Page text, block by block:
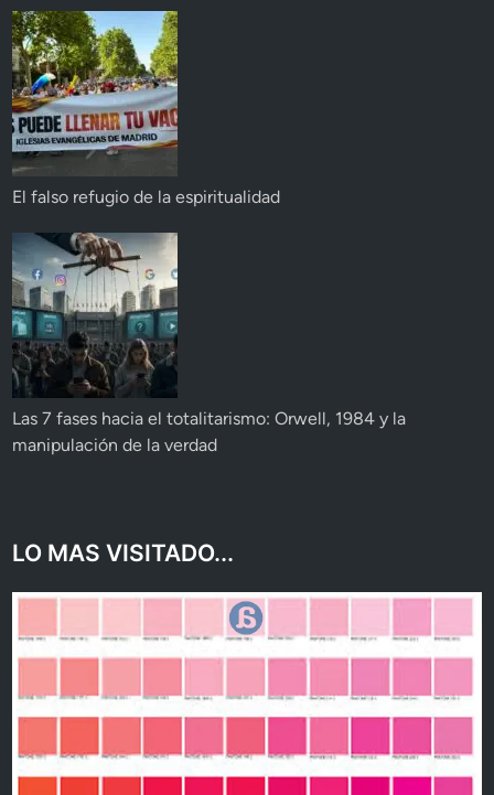
El falso refugio de la espiritualidad
Las 7 fases hacia el totalitarismo: Orwell, 1984 y la
manipulación de la verdad
LO MAS VISITADO...